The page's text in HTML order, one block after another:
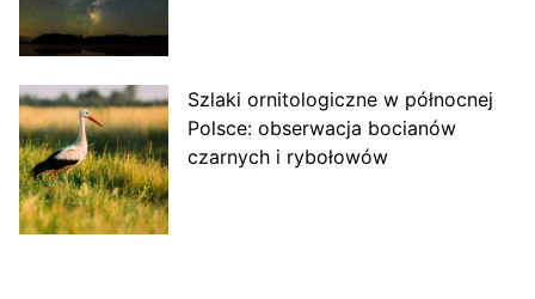
Szlaki ornitologiczne w północnej
Polsce: obserwacja bocianów
czarnych i rybołowów